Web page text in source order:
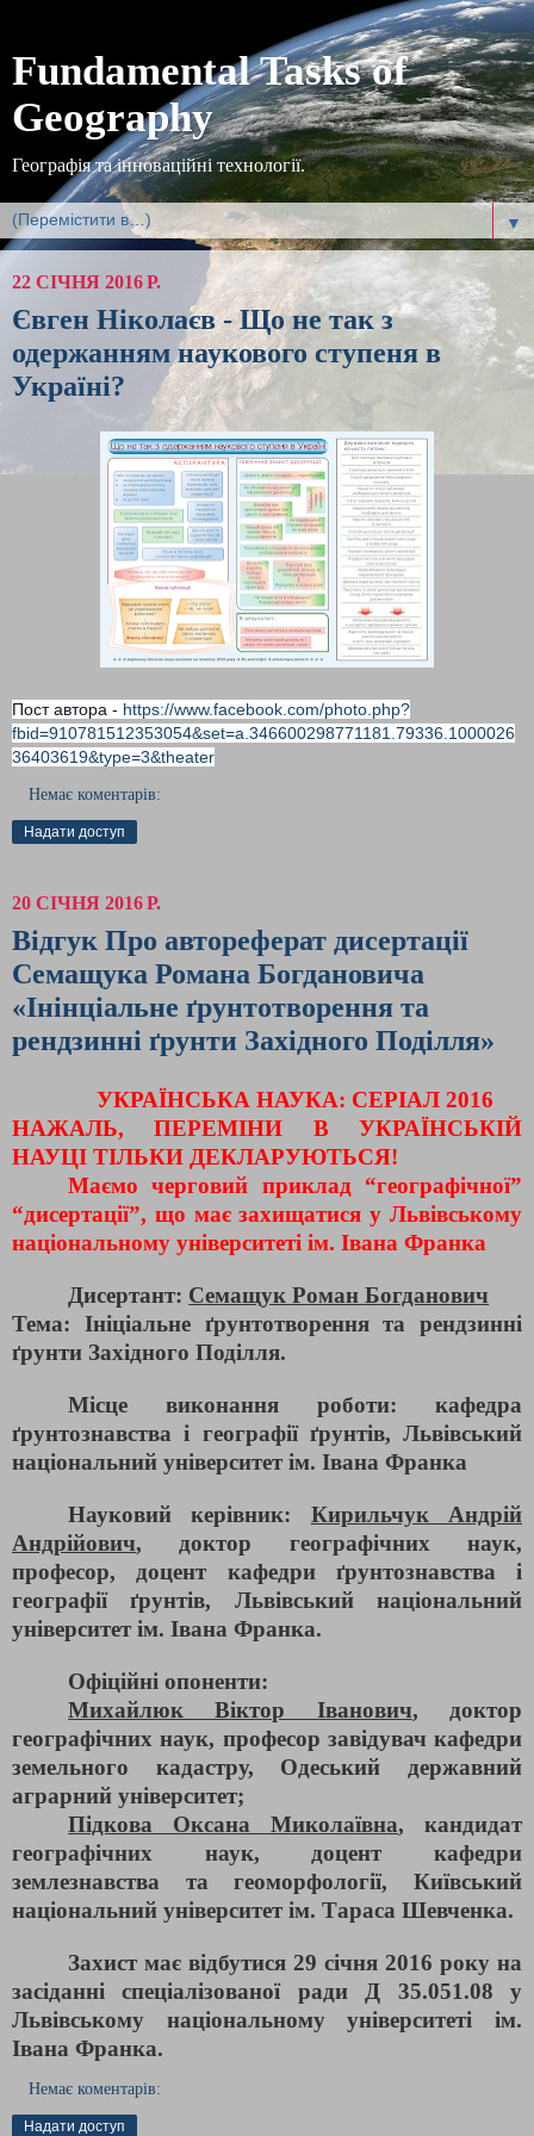
Fundamental Tasks of
Geography
Географія та інноваційні технології.
▼
22 СІЧНЯ 2016 Р.
Євген Ніколаєв - Що не так з
одержанням наукового ступеня в
Україні?
Пост автора - https://www.facebook.com/photo.php?
fbid=910781512353054&set=a.346600298771181.79336.1000026
36403619&type=3&theater
Немає коментарів:
Надати доступ
20 СІЧНЯ 2016 Р.
Відгук Про автореферат дисертації
Семащука Романа Богдановича
«Інінціальне ґрунтотворення та
рендзинні ґрунти Західного Поділля»
УКРАЇНСЬКА НАУКА: СЕРІАЛ 2016
НАЖАЛЬ, ПЕРЕМІНИ В УКРАЇНСЬКІЙ
НАУЦІ ТІЛЬКИ ДЕКЛАРУЮТЬСЯ!
Маємо черговий приклад “географічної”
“дисертації”, що має захищатися у Львівському
національному університеті ім. Івана Франка
Дисертант: Семащук Роман Богданович
Тема: Ініціальне ґрунтотворення та рендзинні
ґрунти Західного Поділля.
Місце виконання роботи: кафедра
ґрунтознавства і географії ґрунтів, Львівський
національний університет ім. Івана Франка
Науковий керівник: Кирильчук Андрій
Андрійович, доктор географічних наук,
професор, доцент кафедри ґрунтознавства і
географії ґрунтів, Львівський національний
університет ім. Івана Франка.
Офіційні опоненти:
Михайлюк Віктор Іванович, доктор
географічних наук, професор завідувач кафедри
земельного кадастру, Одеський державний
аграрний університет;
Підкова Оксана Миколаївна, кандидат
географічних наук, доцент кафедри
землезнавства та геоморфології, Київський
національний університет ім. Тараса Шевченка.
Захист має відбутися 29 січня 2016 року на
засіданні спеціалізованої ради Д 35.051.08 у
Львівському національному університеті ім.
Івана Франка.
Немає коментарів:
Надати доступ